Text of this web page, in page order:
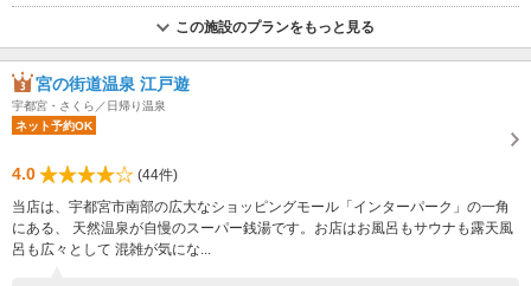
この施設のプランをもっと見る
宮の街道温泉 江戸遊
宇都宮・さくら／日帰り温泉
ネット予約OK
4.0
(44件)
当店は、宇都宮市南部の広大なショッピングモール「インターパーク」の一角
にある、 天然温泉が自慢のスーパー銭湯です。お店はお風呂もサウナも露天風
呂も広々として 混雑が気にな...